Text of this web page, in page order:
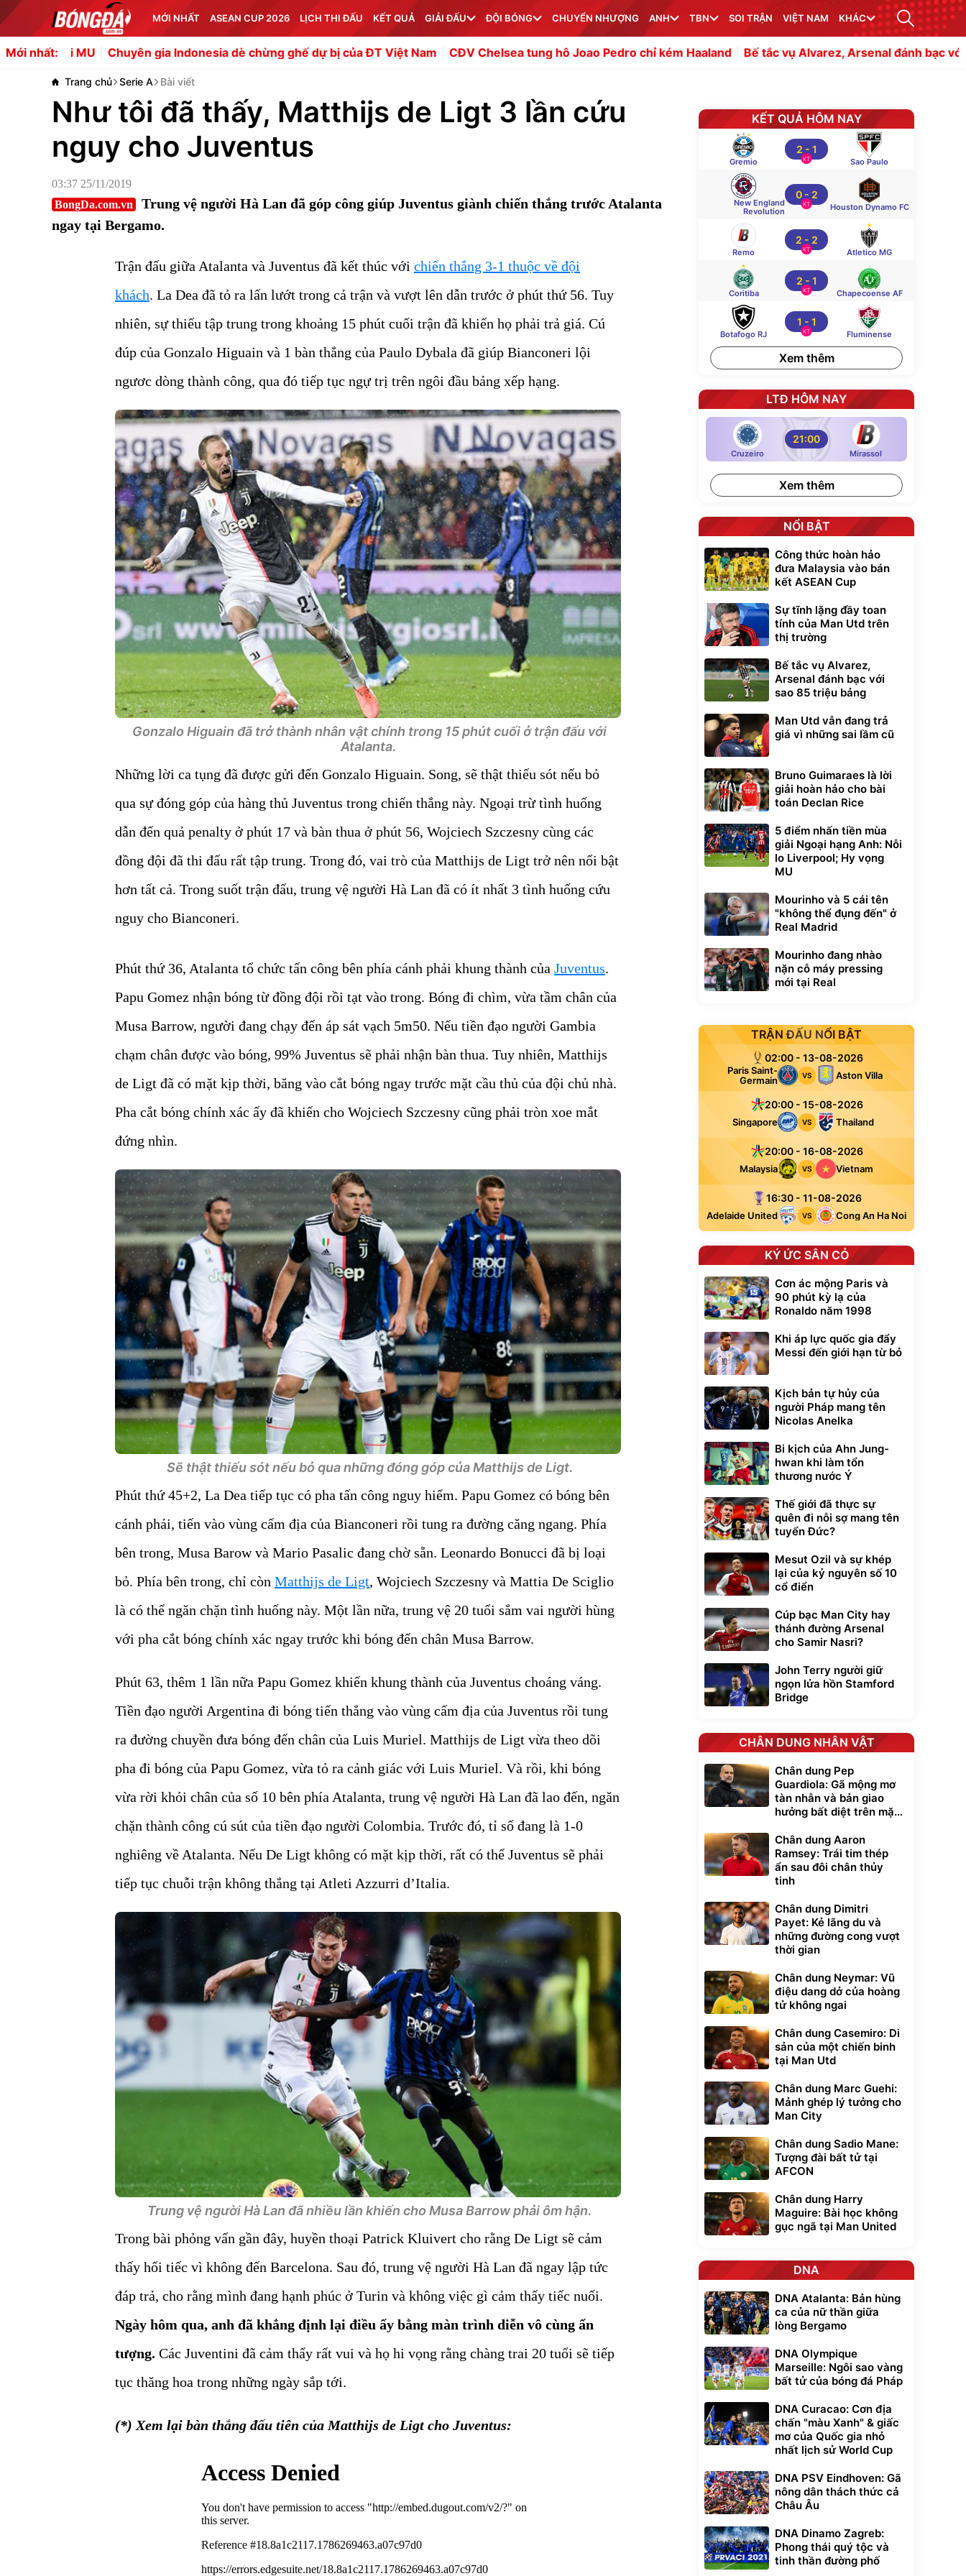
MỚI NHẤT ASEAN CUP 2026 LỊCH THI ĐẤU KẾT QUẢ GIẢI ĐẤU ĐỘI BÓNG CHUYỂN NHƯỢNG ANH TBN SOI TRẬN VIỆT NAM KHÁC
Mới nhất:
Chuyên gia Indonesia dè chừng ghế dự bị của ĐT Việt Nam CĐV Chelsea tung hô Joao Pedro chỉ kém Haaland Bế tắc vụ Alvarez, Arsenal đánh bạc với sao 85 triệu
Trang chủ Serie A Bài viết
Như tôi đã thấy, Matthijs de Ligt 3 lần cứu
nguy cho Juventus
03:37 25/11/2019
BongDa.com.vn
Trung vệ người Hà Lan đã góp công giúp Juventus giành chiến thắng trước Atalanta
ngay tại Bergamo.
Trận đấu giữa Atalanta và Juventus đã kết thúc với chiến thắng 3-1 thuộc về đội
khách. La Dea đã tỏ ra lấn lướt trong cả trận và vượt lên dẫn trước ở phút thứ 56. Tuy
nhiên, sự thiếu tập trung trong khoảng 15 phút cuối trận đã khiến họ phải trả giá. Cú
đúp của Gonzalo Higuain và 1 bàn thắng của Paulo Dybala đã giúp Bianconeri lội
ngươc dòng thành công, qua đó tiếp tục ngự trị trên ngôi đầu bảng xếp hạng.
Gonzalo Higuain đã trở thành nhân vật chính trong 15 phút cuối ở trận đấu với
Atalanta.
Những lời ca tụng đã được gửi đến Gonzalo Higuain. Song, sẽ thật thiếu sót nếu bỏ
qua sự đóng góp của hàng thủ Juventus trong chiến thắng này. Ngoại trừ tình huống
dẫn đến quả penalty ở phút 17 và bàn thua ở phút 56, Wojciech Szczesny cùng các
đồng đội đã thi đấu rất tập trung. Trong đó, vai trò của Matthijs de Ligt trở nên nổi bật
hơn tất cả. Trong suốt trận đấu, trung vệ người Hà Lan đã có ít nhất 3 tình huống cứu
nguy cho Bianconeri.
Phút thứ 36, Atalanta tổ chức tấn công bên phía cánh phải khung thành của Juventus.
Papu Gomez nhận bóng từ đồng đội rồi tạt vào trong. Bóng đi chìm, vừa tầm chân của
Musa Barrow, người đang chạy đến áp sát vạch 5m50. Nếu tiền đạo người Gambia
chạm chân được vào bóng, 99% Juventus sẽ phải nhận bàn thua. Tuy nhiên, Matthijs
de Ligt đã có mặt kịp thời, băng vào cắt bóng ngay trước mặt cầu thủ của đội chủ nhà.
Pha cắt bóng chính xác ấy đã khiến cho Wojciech Szczesny cũng phải tròn xoe mắt
đứng nhìn.
Sẽ thật thiếu sót nếu bỏ qua những đóng góp của Matthijs de Ligt.
Phút thứ 45+2, La Dea tiếp tục có pha tấn công nguy hiểm. Papu Gomez có bóng bên
cánh phải, tiến vào vùng cấm địa của Bianconeri rồi tung ra đường căng ngang. Phía
bên trong, Musa Barow và Mario Pasalic đang chờ sẵn. Leonardo Bonucci đã bị loại
bỏ. Phía bên trong, chỉ còn Matthijs de Ligt, Wojciech Szczesny và Mattia De Sciglio
là có thể ngăn chặn tình huống này. Một lần nữa, trung vệ 20 tuổi sắm vai người hùng
với pha cắt bóng chính xác ngay trước khi bóng đến chân Musa Barrow.
Phút 63, thêm 1 lần nữa Papu Gomez khiến khung thành của Juventus choáng váng.
Tiền đạo người Argentina đi bóng tiến thẳng vào vùng cấm địa của Juventus rồi tung
ra đường chuyền đưa bóng đến chân của Luis Muriel. Matthijs de Ligt vừa theo dõi
pha đi bóng của Papu Gomez, vừa tỏ ra cảnh giác với Luis Muriel. Và rồi, khi bóng
vừa rời khỏi chân của số 10 bên phía Atalanta, trung vệ người Hà Lan đã lao đến, ngăn
chặn thành công cú sút của tiền đạo người Colombia. Trước đó, tỉ số đang là 1-0
nghiêng về Atalanta. Nếu De Ligt không có mặt kịp thời, rất có thể Juventus sẽ phải
tiếp tục chuỗi trận không thắng tại Atleti Azzurri d’Italia.
Trung vệ người Hà Lan đã nhiều lần khiến cho Musa Barrow phải ôm hận.
Trong bài phỏng vấn gần đây, huyền thoại Patrick Kluivert cho rằng De Ligt sẽ cảm
thấy hối tiếc vì không đến Barcelona. Sau đó, trung vệ người Hà Lan đã ngay lập tức
đáp trả, cho rằng mình đang hạnh phúc ở Turin và không việc gì cảm thấy tiếc nuối.
Ngày hôm qua, anh đã khẳng định lại điều ấy bằng màn trình diễn vô cùng ấn
tượng. Các Juventini đã cảm thấy rất vui và họ hi vọng rằng chàng trai 20 tuổi sẽ tiếp
tục thăng hoa trong những ngày sắp tới.
(*) Xem lại bàn thắng đấu tiên của Matthijs de Ligt cho Juventus:
KẾT QUẢ HÔM NAY
Gremio
2 - 1
KT Sao Paulo
New England
Revolution
0 - 2
KT Houston Dynamo FC
Remo
2 - 2
KT Atletico MG
Coritiba
2 - 1
KT Chapecoense AF
Botafogo RJ
1 - 1
KT Fluminense
Xem thêm
LTĐ HÔM NAY
Cruzeiro
21:00
Mirassol
Xem thêm
NỔI BẬT
Công thức hoàn hảo
đưa Malaysia vào bán
kết ASEAN Cup
Sự tĩnh lặng đầy toan
tính của Man Utd trên
thị trường
Bế tắc vụ Alvarez,
Arsenal đánh bạc với
sao 85 triệu bảng
Man Utd vẫn đang trả
giá vì những sai lầm cũ
Bruno Guimaraes là lời
giải hoàn hảo cho bài
toán Declan Rice
5 điểm nhấn tiền mùa
giải Ngoại hạng Anh: Nỗi
lo Liverpool; Hy vọng
MU
Mourinho và 5 cái tên
"không thể đụng đến" ở
Real Madrid
Mourinho đang nhào
nặn cỗ máy pressing
mới tại Real
TRẬN ĐẤU NỔI BẬT
02:00 - 13-08-2026
Paris Saint-
Germain
VS Aston Villa
20:00 - 15-08-2026
Singapore VS Thailand
20:00 - 16-08-2026
Malaysia VS Vietnam
16:30 - 11-08-2026
Adelaide United VS Cong An Ha Noi
KÝ ỨC SÂN CỎ
Cơn ác mộng Paris và
90 phút kỳ lạ của
Ronaldo năm 1998
Khi áp lực quốc gia đẩy
Messi đến giới hạn từ bỏ
Kịch bản tự hủy của
người Pháp mang tên
Nicolas Anelka
Bi kịch của Ahn Jung-
hwan khi làm tổn
thương nước Ý
Thế giới đã thực sự
quên đi nỗi sợ mang tên
tuyển Đức?
Mesut Ozil và sự khép
lại của kỷ nguyên số 10
cổ điển
Cúp bạc Man City hay
thánh đường Arsenal
cho Samir Nasri?
John Terry người giữ
ngọn lửa hồn Stamford
Bridge
CHÂN DUNG NHÂN VẬT
Chân dung Pep
Guardiola: Gã mộng mơ
tàn nhẫn và bản giao
hưởng bất diệt trên mặt
Chân dung Aaron
Ramsey: Trái tim thép
ẩn sau đôi chân thủy
tinh
Chân dung Dimitri
Payet: Kẻ lãng du và
những đường cong vượt
thời gian
Chân dung Neymar: Vũ
điệu dang dở của hoàng
tử không ngai
Chân dung Casemiro: Di
sản của một chiến binh
tại Man Utd
Chân dung Marc Guehi:
Mảnh ghép lý tưởng cho
Man City
Chân dung Sadio Mane:
Tượng đài bất tử tại
AFCON
Chân dung Harry
Maguire: Bài học không
gục ngã tại Man United
DNA
DNA Atalanta: Bản hùng
ca của nữ thần giữa
lòng Bergamo
DNA Olympique
Marseille: Ngôi sao vàng
bất tử của bóng đá Pháp
DNA Curacao: Cơn địa
chấn "màu Xanh" & giấc
mơ của Quốc gia nhỏ
nhất lịch sử World Cup
DNA PSV Eindhoven: Gã
nông dân thách thức cả
Châu Âu
DNA Dinamo Zagreb:
Phong thái quý tộc và
tinh thần đường phố